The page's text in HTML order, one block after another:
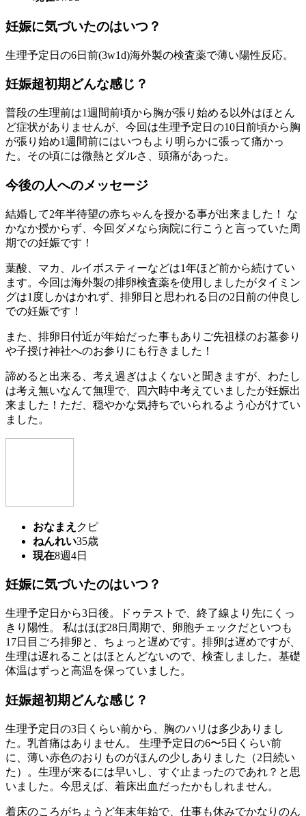
妊娠に気づいたのはいつ？
生理予定日の6日前(3w1d)海外製の検査薬で薄い陽性反応。
妊娠超初期どんな感じ？
普段の生理前は1週間前頃から胸が張り始める以外はほとん
ど症状がありませんが、今回は生理予定日の10日前頃から胸
が張り始め1週間前にはいつもより明らかに張って痛かっ
た。その頃には微熱とダルさ、頭痛があった。
今後の人へのメッセージ
結婚して2年半待望の赤ちゃんを授かる事が出来ました！ な
かなか授からず、今回ダメなら病院に行こうと言っていた周
期での妊娠です！
葉酸、マカ、ルイボスティーなどは1年ほど前から続けてい
ます。今回は海外製の排卵検査薬を使用しましたがタイミン
グは1度しかはかれず、排卵日と思われる日の2日前の仲良し
での妊娠です！
また、排卵日付近が年始だった事もありご先祖様のお墓参り
や子授け神社へのお参りにも行きました！
諦めると出来る、考え過ぎはよくないと聞きますが、わたし
は考え無いなんて無理で、四六時中考えていましたが妊娠出
来ました！ただ、穏やかな気持ちでいられるよう心がけてい
ました。
おなまえ クピ
ねんれい35歳
現在8週4日
妊娠に気づいたのはいつ？
生理予定日から3日後。ドゥテストで、終了線より先にくっ
きり陽性。 私はほぼ28日周期で、卵胞チェックだといつも
17日目ごろ排卵と、ちょっと遅めです。排卵は遅めですが、
生理は遅れることはほとんどないので、検査しました。基礎
体温はずっと高温を保っていました。
妊娠超初期どんな感じ？
生理予定日の3日くらい前から、胸のハリは多少ありまし
た。乳首痛はありません。 生理予定日の6〜5日くらい前
に、薄い赤色のおりものがほんの少しありました（2日続い
た）。生理が来るには早いし、すぐ止まったのであれ？と思
いました。今思えば、着床出血だったかもしれません。
着床のころがちょうど年末年始で、仕事も休みでかなりのん